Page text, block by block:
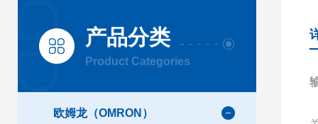
产品分类
Product Categories
欧姆龙（OMRON）